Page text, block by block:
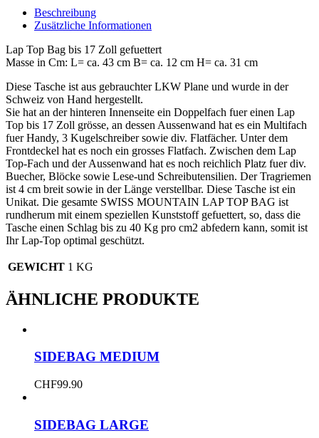
MengeBeschreibung
Zusätzliche Informationen
Lap Top Bag bis 17 Zoll gefuettert
Masse in Cm: L= ca. 43 cm B= ca. 12 cm H= ca. 31 cm
Diese Tasche ist aus gebrauchter LKW Plane und wurde in der
Schweiz von Hand hergestellt.
Sie hat an der hinteren Innenseite ein Doppelfach fuer einen Lap
Top bis 17 Zoll grösse, an dessen Aussenwand hat es ein Multifach
fuer Handy, 3 Kugelschreiber sowie div. Flatfächer. Unter dem
Frontdeckel hat es noch ein grosses Flatfach. Zwischen dem Lap
Top-Fach und der Aussenwand hat es noch reichlich Platz fuer div.
Buecher, Blöcke sowie Lese-und Schreibutensilien. Der Tragriemen
ist 4 cm breit sowie in der Länge verstellbar. Diese Tasche ist ein
Unikat. Die gesamte SWISS MOUNTAIN LAP TOP BAG ist
rundherum mit einem speziellen Kunststoff gefuettert, so, dass die
Tasche einen Schlag bis zu 40 Kg pro cm2 abfedern kann, somit ist
Ihr Lap-Top optimal geschützt.
GEWICHT 1 KG
ÄHNLICHE PRODUKTE
SIDEBAG MEDIUM
CHF99.90
SIDEBAG LARGE